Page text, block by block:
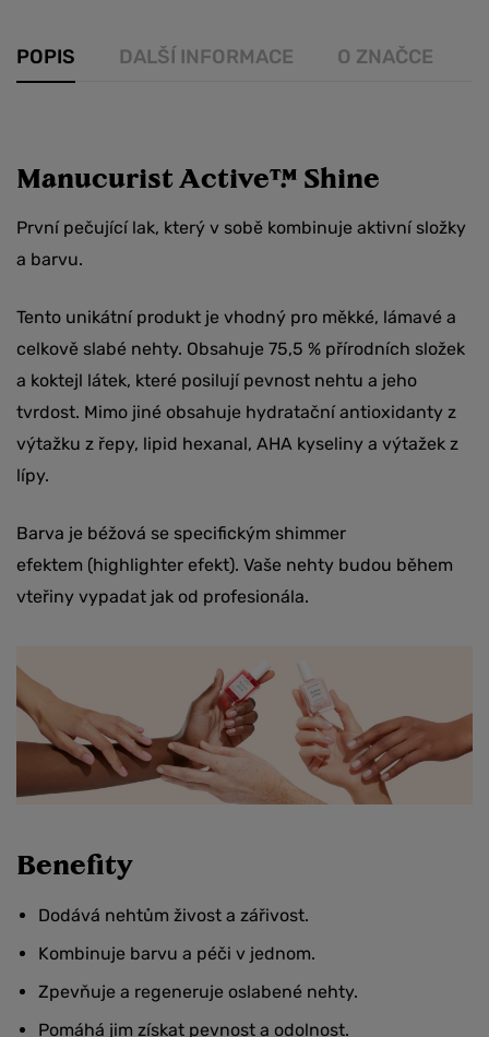
POPIS DALŠÍ INFORMACE O ZNAČCE
Manucurist Active™ Shine
První pečující lak, který v sobě kombinuje aktivní složky
a barvu.
Tento unikátní produkt je vhodný pro měkké, lámavé a
celkově slabé nehty. Obsahuje 75,5 % přírodních složek
a koktejl látek, které posilují pevnost nehtu a jeho
tvrdost. Mimo jiné obsahuje hydratační antioxidanty z
výtažku z řepy, lipid hexanal, AHA kyseliny a výtažek z
lípy.
Barva je béžová se specifickým shimmer
efektem (highlighter efekt). Vaše nehty budou během
vteřiny vypadat jak od profesionála.
Benefity
Dodává nehtům živost a zářivost.
Kombinuje barvu a péči v jednom.
Zpevňuje a regeneruje oslabené nehty.
Pomáhá jim získat pevnost a odolnost.